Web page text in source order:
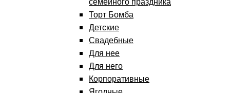
Торт Бомба
Детские
Свадебные
Для нее
Для него
Корпоративные